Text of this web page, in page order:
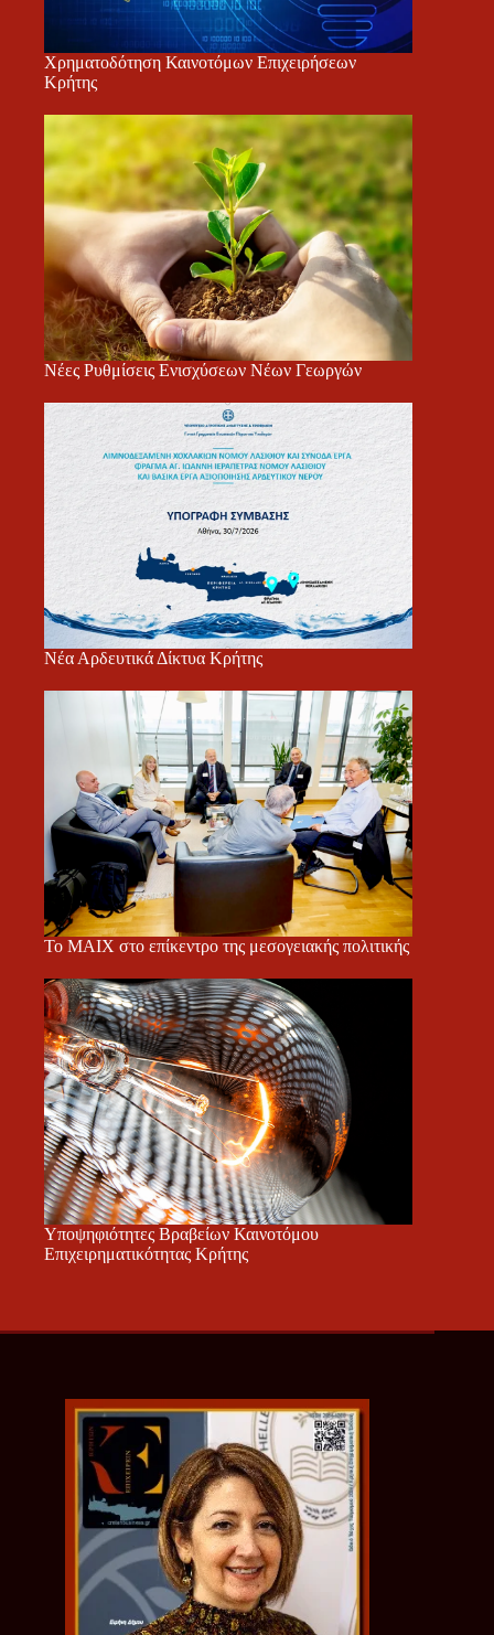
Χρηματοδότηση Καινοτόμων Επιχειρήσεων
Κρήτης
Νέες Ρυθμίσεις Ενισχύσεων Νέων Γεωργών
Νέα Αρδευτικά Δίκτυα Κρήτης
Το ΜΑΙΧ στο επίκεντρο της μεσογειακής πολιτικής
Υποψηφιότητες Βραβείων Καινοτόμου
Επιχειρηματικότητας Κρήτης